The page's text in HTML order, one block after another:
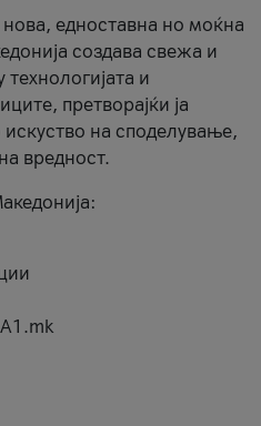
едноставна но моќна
создава свежа и
и
претворајќи ја
на споделување,
вредност.